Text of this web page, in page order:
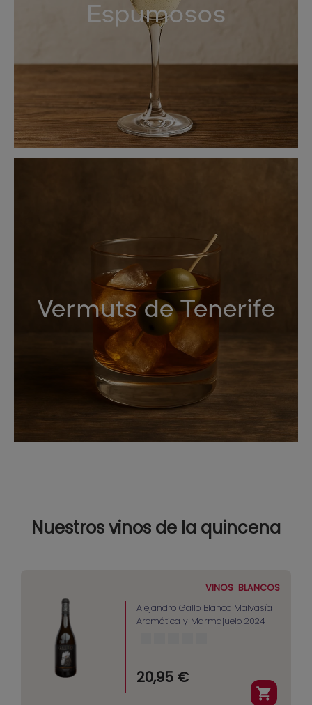
Espumosos
Vermuts de Tenerife
Nuestros vinos de la quincena
VINOS BLANCOS
Alejandro Gallo Blanco Malvasía
Aromática y Marmajuelo 2024
20,95 €